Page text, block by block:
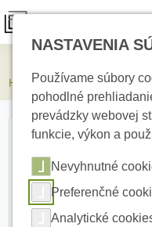
HIKVISION DS-
NASTAVENIA
Používame súbory
pohodlné
prevádzky webovej
funkcie, výkon a
Nevyhnutné
Preferenčné
Analytické